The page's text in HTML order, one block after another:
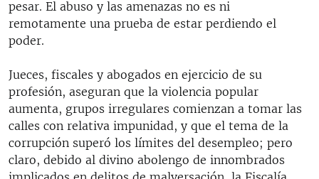
pesar. El abuso y las amenazas no es ni
remotamente una prueba de estar perdiendo el
poder.
Jueces, fiscales y abogados en ejercicio de su
profesión, aseguran que la violencia popular
aumenta, grupos irregulares comienzan a tomar las
calles con relativa impunidad, y que el tema de la
corrupción superó los límites del desempleo; pero
claro, debido al divino abolengo de innombrados